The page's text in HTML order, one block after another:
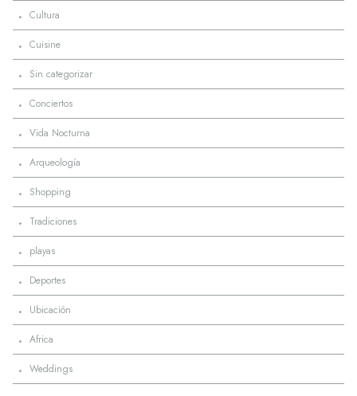
· Cultura
· Cuisine
· Sin categorizar
· Conciertos
· Vida Nocturna
· Arqueología
· Shopping
· Tradiciones
· playas
· Deportes
· Ubicación
· Africa
· Weddings